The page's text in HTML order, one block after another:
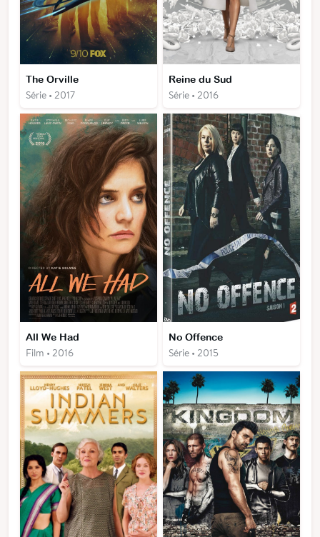
The Orville
Série • 2017
Reine du Sud
Série • 2016
All We Had
Film • 2016
No Offence
Série • 2015